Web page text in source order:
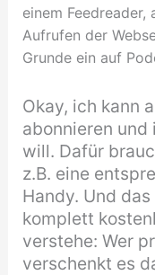
einem
Aufrufen der
Grunde ein auf
Okay, ich kann
abonnieren und
will. Dafür
z.B. eine
Handy. Und
komplett
verstehe: Wer
verschenkt es